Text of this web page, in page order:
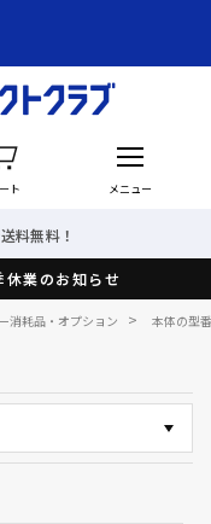
ト メニュー
料無料！
業のお知らせ
消耗品・オプション > 本体の型